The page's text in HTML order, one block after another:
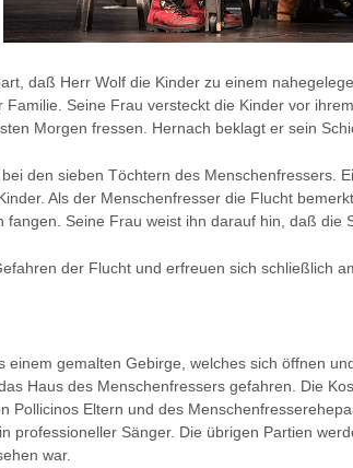
daß Herr Wolf die Kinder zu einem
Familie. Seine Frau versteckt die Kinder vor
Morgen fressen. Hernach beklagt er sein
den sieben Töchtern des Menschenfressers.
Als der Menschenfresser die Flucht
fangen. Seine Frau weist ihn darauf hin, daß die
der Flucht und erfreuen sich schließlich
einem gemalten Gebirge, welches sich öffnen
Haus des Menschenfressers gefahren. Die
Pollicinos Eltern und des
professioneller Sänger. Die übrigen Partien
war.